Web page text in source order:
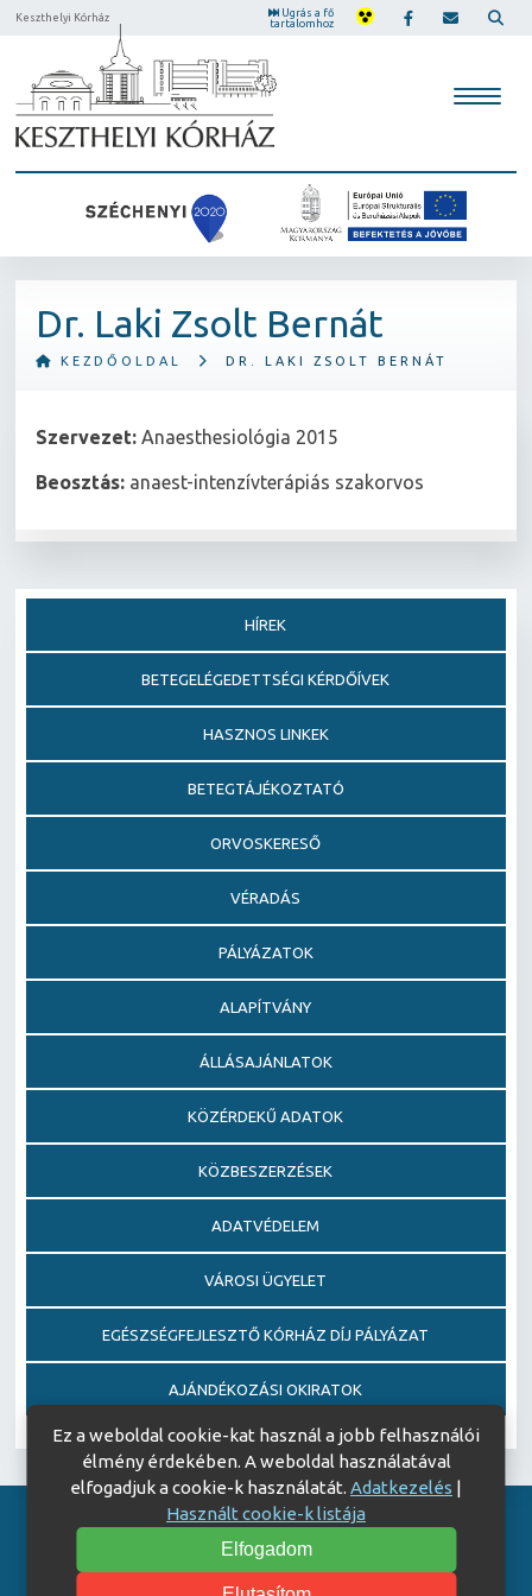
Keszthelyi Kórház
Ugrás a fő
tartalomhoz
Dr. Laki Zsolt Bernát
KEZDŐOLDAL DR. LAKI ZSOLT BERNÁT
Szervezet:Anaesthesiológia 2015
Beosztás: anaest-intenzívterápiás szakorvos
HÍREK
BETEGELÉGEDETTSÉGI KÉRDŐÍVEK
HASZNOS LINKEK
BETEGTÁJÉKOZTATÓ
ORVOSKERESŐ
VÉRADÁS
PÁLYÁZATOK
ALAPÍTVÁNY
ÁLLÁSAJÁNLATOK
KÖZÉRDEKŰ ADATOK
KÖZBESZERZÉSEK
ADATVÉDELEM
VÁROSI ÜGYELET
EGÉSZSÉGFEJLESZTŐ KÓRHÁZ DÍJ PÁLYÁZAT
AJÁNDÉKOZÁSI OKIRATOK
© Copyright 2026 Keszthelyi Kórház | All Rights Reserved.
| Designed byASSEMBLY
Ez a weboldal cookie-kat használ a jobb felhasználói
élmény érdekében. A weboldal használatával
elfogadjuk a cookie-k használatát. Adatkezelés |
Használt cookie-k listája
Elfogadom